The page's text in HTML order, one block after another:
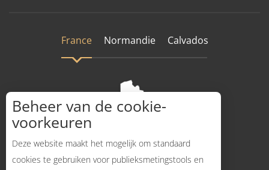
France Normandie Calvados
Beheer van de cookie-
voorkeuren
Deze website maakt het mogelijk om standaard
cookies te gebruiken voor publieksmetingstools en